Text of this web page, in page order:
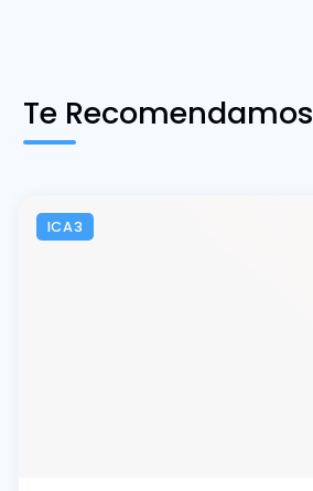
Te Recomendamos
ICA3